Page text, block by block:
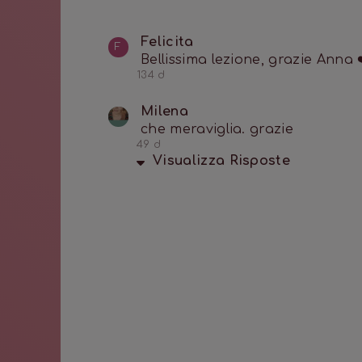
F
Felicita
Bellissima lezione, grazie Anna
134 d
Milena
che meraviglia. grazie
49 d
Visualizza Risposte